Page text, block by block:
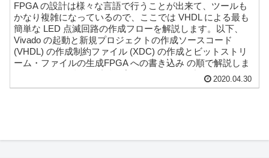
FPGA の設計は様々な言語で行うことが出来て、ツールも
かなり複雑になっているので、ここでは VHDL による最も
簡単な LED 点滅回路の作成フローを解説します。以下、
Vivado の起動と新規プロジェクトの作成ソースコード
(VHDL) の作成制約ファイル (XDC) の作成とビットストリ
ーム・ファイルの生成FPGA への書き込み の順で解説しま
す。 Vivado の起動と新規プロジェクトの作成 １．Vivado
を起動します。類似のものに Vivado HLS ...
2020.04.30